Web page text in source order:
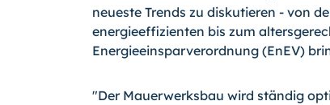
neueste Trends zu diskutieren - von
energieeffizienten bis zum
Energieeinsparverordnung (EnEV)
"Der Mauerwerksbau wird ständig